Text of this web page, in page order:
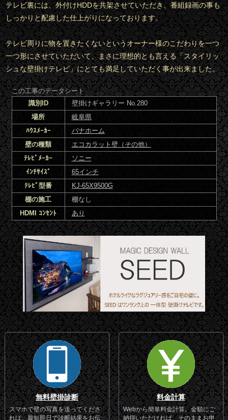
テレビ裏には、外付けHDDを共架させていただき、番組録画の事も
しっかりと配慮した仕上がりになっております。
テレビ周りに物を置きたくないというオーナー様のこだわりを一つ
一つ形にさせていただいて、まさに理想的とも言える「スタイリッ
シュな壁掛けテレビ」にとても満足していただく事が出来ました。
この工事のデータシート
識別ID
壁掛けギャラリー No.280
場所
岐阜県
ﾊｳｽﾒｰｶｰ
パナホーム
壁の種類
エコカラット壁（その他）
ﾃﾚﾋﾞﾒｰｶｰ
ソニー
ｲﾝﾁｻｲｽﾞ
65インチ
ﾃﾚﾋﾞ型番
KJ-65X9500G
棚の施工
棚なし
HDMI ｺﾝｾﾝﾄ
あり
無料壁掛診断
スマホで壁の写真を送ってくださ
れば、最短即日で診断結果をお伝
料金計算
Webから簡単料金計算。金額にご
納得いただければ、そのままお申